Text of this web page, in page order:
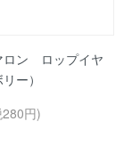
ロン ロップイヤ
ー）
円)